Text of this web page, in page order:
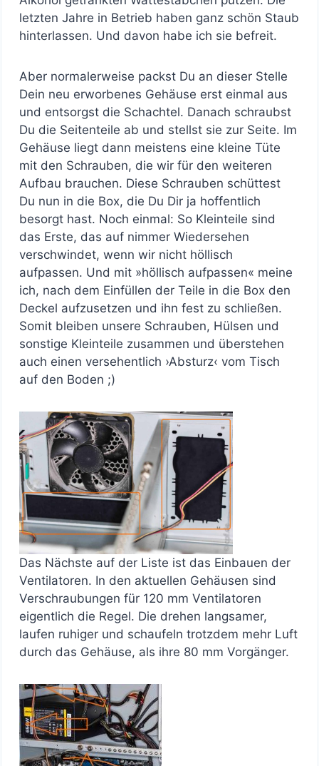
letzten Jahre in Betrieb haben ganz schön Staub
hinterlassen. Und davon habe ich sie befreit.
Aber normalerweise packst Du an dieser Stelle
Dein neu erworbenes Gehäuse erst einmal aus
und entsorgst die Schachtel. Danach schraubst
Du die Seitenteile ab und stellst sie zur Seite. Im
Gehäuse liegt dann meistens eine kleine Tüte
mit den Schrauben, die wir für den weiteren
Aufbau brauchen. Diese Schrauben schüttest
Du nun in die Box, die Du Dir ja hoffentlich
besorgt hast. Noch einmal: So Kleinteile sind
das Erste, das auf nimmer Wiedersehen
verschwindet, wenn wir nicht höllisch
aufpassen. Und mit »höllisch aufpassen« meine
ich, nach dem Einfüllen der Teile in die Box den
Deckel aufzusetzen und ihn fest zu schließen.
Somit bleiben unsere Schrauben, Hülsen und
sonstige Kleinteile zusammen und überstehen
auch einen versehentlich ›Absturz‹ vom Tisch
auf den Boden ;)
Das Nächste auf der Liste ist das Einbauen der
Ventilatoren. In den aktuellen Gehäusen sind
Verschraubungen für 120 mm Ventilatoren
eigentlich die Regel. Die drehen langsamer,
laufen ruhiger und schaufeln trotzdem mehr Luft
durch das Gehäuse, als ihre 80 mm Vorgänger.